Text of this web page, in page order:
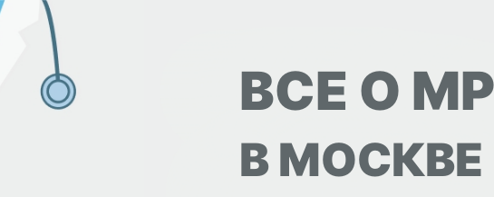
ВСЕ О
В МОСКВЕ